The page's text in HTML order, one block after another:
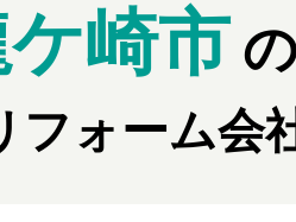
崎市 の
フォーム会